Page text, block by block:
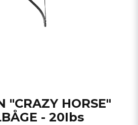
"CRAZY HORSE"
- 20Ibs